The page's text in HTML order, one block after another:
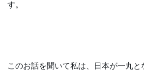
す。
このお話を聞いて私は、日本が一丸